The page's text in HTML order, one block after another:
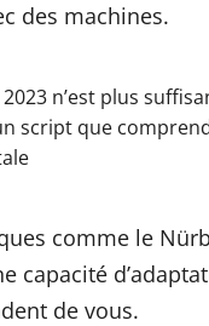
des machines.
n’est plus
script que
comme le
capacité
de vous.